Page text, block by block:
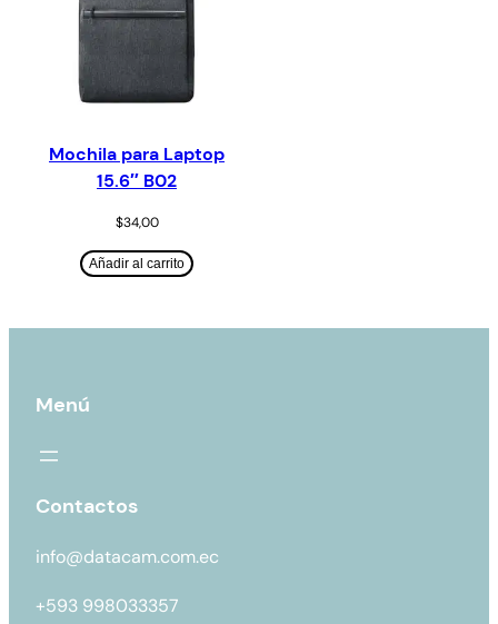
Mochila para Laptop
15.6″ B02
$34,00
Añadir al carrito
Menú
Contactos
info@datacam.com.ec
+593 998033357